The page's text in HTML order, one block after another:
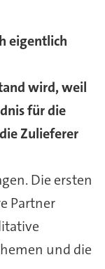
eigentlich
wird, weil
für die
Zulieferer
Die ersten
Partner
und die